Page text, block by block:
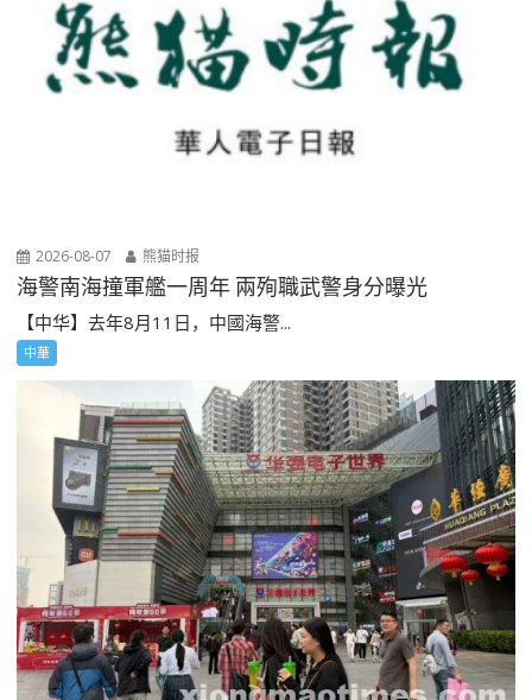
2026-08-07 熊猫时报
海警南海撞軍艦一周年 兩殉職武警身分曝光
【中华】去年8月11日，中國海警...
中華